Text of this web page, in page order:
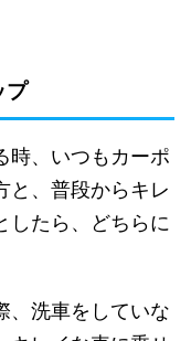
プ
時、いつもカーポ
と、普段からキレ
したら、どちらに
、洗車をしていな